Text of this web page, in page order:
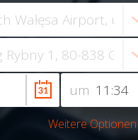
um
Weitere Optionen